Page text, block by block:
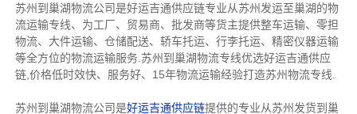
苏州到巢湖物流公司是好运吉通供应链专业从苏州发运至巢湖的物
流运输专线、为工厂、贸易商、批发商等货主提供整车运输、零担
物流、大件运输、仓储配送、轿车托运、行李托运、精密仪器运输
等全方位的物流运输服务.苏州到巢湖物流专线优选好运吉通供应
链,价格低时效快、服务好、15年物流运输经验打造苏州物流专线.
苏州到巢湖物流公司是好运吉通供应链提供的专业从苏州发货到巢